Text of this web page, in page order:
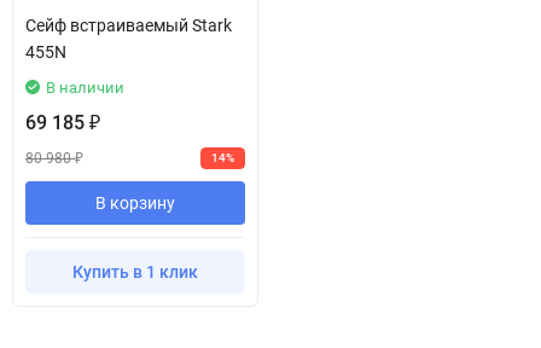
Сейф встраиваемый Stark
455N
В наличии
69 185 ₽
80 980₽ 14%
В корзину
Купить в 1 клик